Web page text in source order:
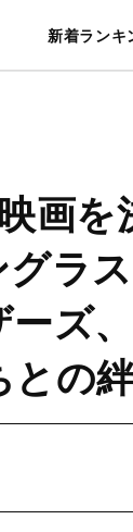
新着ランキ
暮らし
画を
ラ
ズ
との